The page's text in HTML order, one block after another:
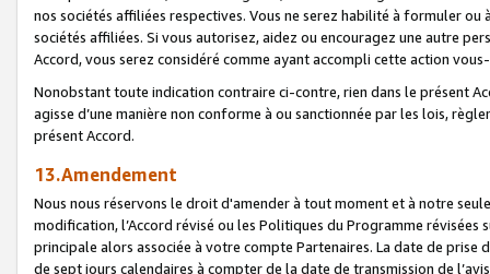
nos sociétés affiliées respectives. Vous ne serez habilité à formuler
sociétés affiliées. Si vous autorisez, aidez ou encouragez une autre
Accord, vous serez considéré comme ayant accompli cette action
Nonobstant toute indication contraire ci-contre, rien dans le présent
agisse d’une manière non conforme à ou sanctionnée par les lois,
présent Accord.
13.Amendement
Nous nous réservons le droit d'amender à tout moment et à notre
modification, l’Accord révisé ou les Politiques du Programme
principale alors associée à votre compte Partenaires. La date de
de sept jours calendaires à compter de la date de transmission de